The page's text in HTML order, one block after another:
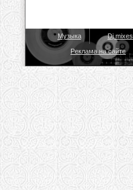
Музыка Dj mixes
Реклама на сайте